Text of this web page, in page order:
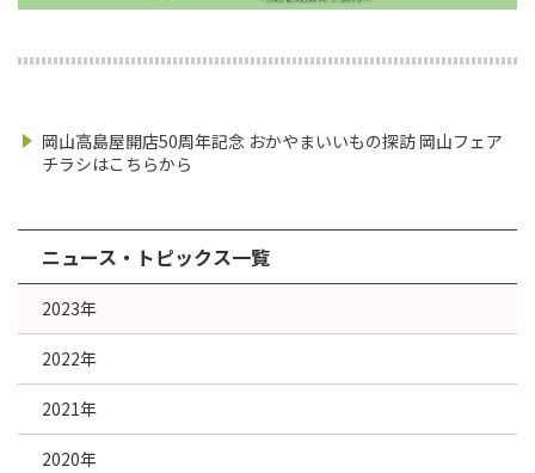
岡山高島屋開店50周年記念 おかやまいいもの探訪 岡山フェア
チラシはこちらから
ニュース・トピックス一覧
2023年
2022年
2021年
2020年